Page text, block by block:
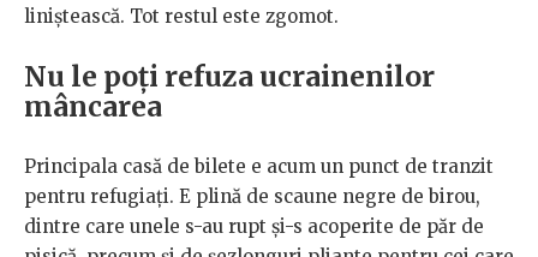
liniștească. Tot restul este zgomot.
Nu le poți refuza ucrainenilor
mâncarea
Principala casă de bilete e acum un punct de tranzit
pentru refugiați. E plină de scaune negre de birou,
dintre care unele s-au rupt și-s acoperite de păr de